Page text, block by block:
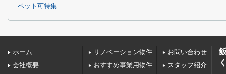
ペット可特集
ホーム
会社概要
リノベーション物件
おすすめ事業用物件
お問い合わせ
スタッフ紹介